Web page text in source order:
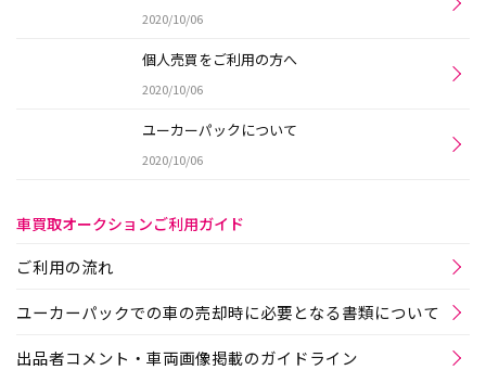
2020/10/06
個人売買をご利用の方へ
2020/10/06
ユーカーパックについて
2020/10/06
車買取オークションご利用ガイド
ご利用の流れ
ユーカーパックでの車の売却時に必要となる書類について
出品者コメント・車両画像掲載のガイドライン